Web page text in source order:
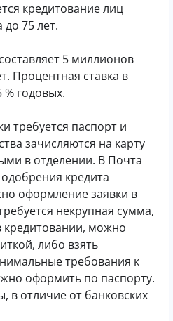
кредитование лиц
до 75 лет.
5 миллионов
Процентная ставка в
% годовых.
требуется паспорт и
зачисляются на карту
в отделении. В Почта
кредита
оформление заявки в
некрупная сумма,
кредитовании, можно
либо взять
требования к
оформить по паспорту.
в отличие от банковских